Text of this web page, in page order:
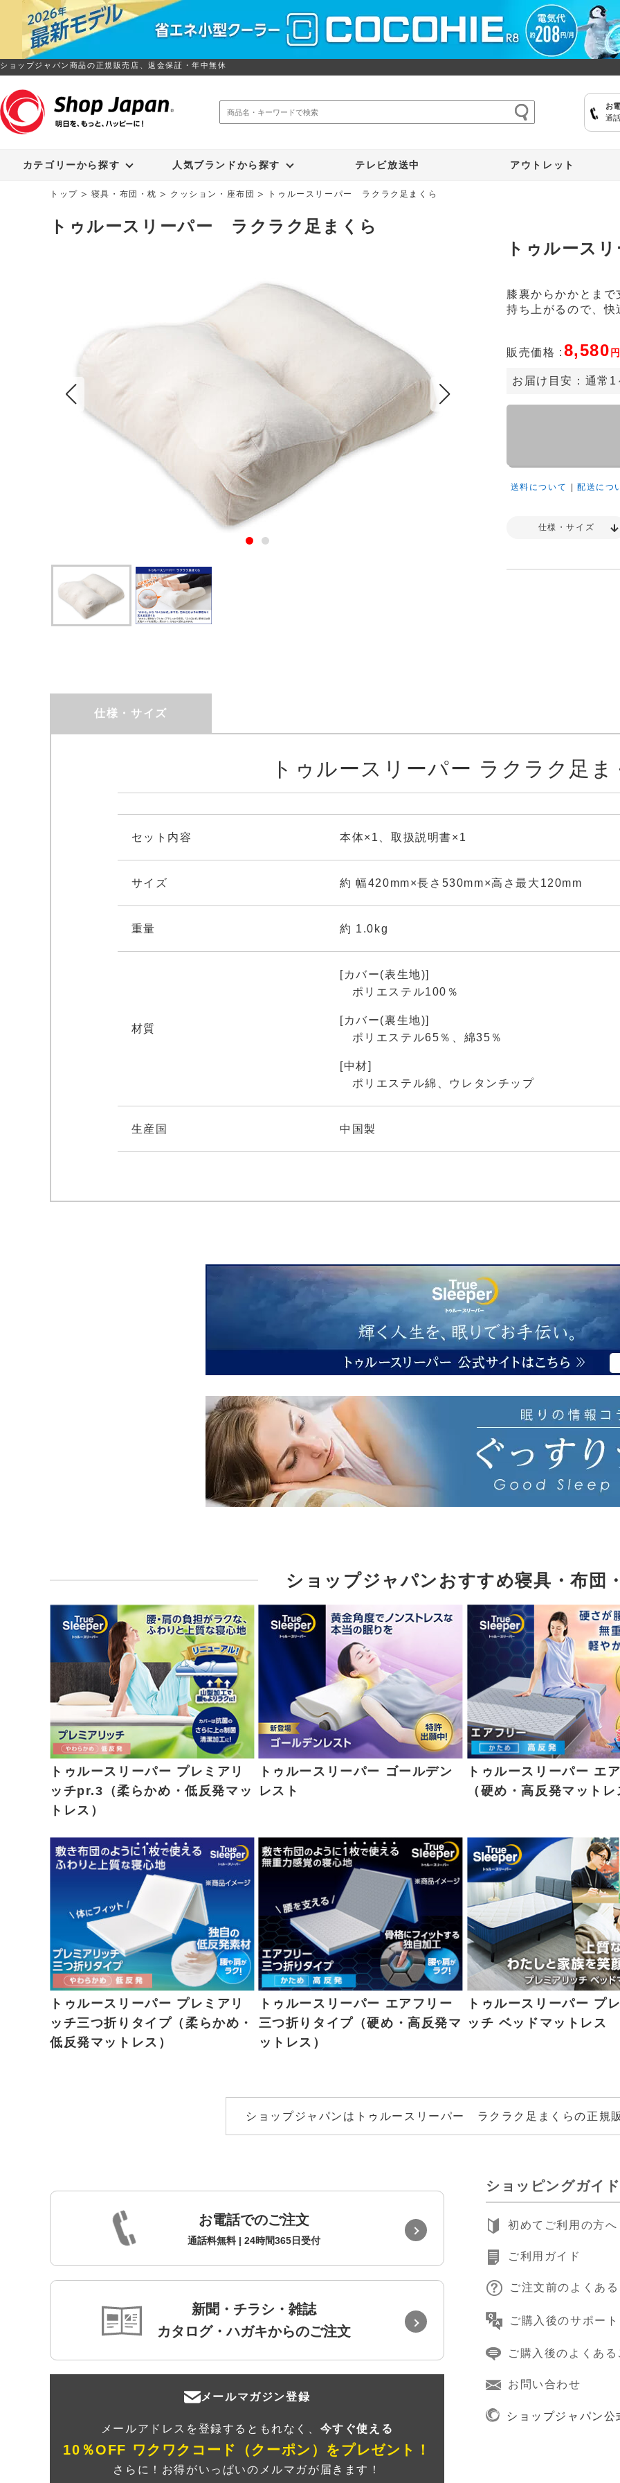
ショップジャパン商品の正規販売店、返金保証・年中無休
お
通
カテゴリーから探す 人気ブランドから探す テレビ放送中 アウトレット
トップ 寝具・布団・枕 クッション・座布団 トゥルースリーパー ラクラク足まくら
トゥルースリーパー ラクラク足まくら
トゥルース
販売価格 : 8,580
お届け目安： 通常1
送料について |配送につ
膝裏からかかとま
持ち上がるので、快
仕様・サイズ
仕様・サイズ
トゥルースリーパー ラクラク足ま
セット内容 本体×1、取扱説明書×1
サイズ 約 幅420mm×長さ530mm×高さ最大120mm
重量 約 1.0kg
材質
[カバー(表生地)]
ポリエステル100％
[カバー(裏生地)]
ポリエステル65％、綿35％
[中材]
ポリエステル綿、ウレタンチップ
生産国 中国製
ショップジャパンおすすめ寝具・布団
トゥルースリーパー プレミアリ
ッチpr.3（柔らかめ・低反発マッ
トレス）
トゥルースリーパー ゴールデン
レスト
トゥルースリーパー エ
（硬め・高反発マット
トゥルースリーパー プレミアリ
ッチ三つ折りタイプ（柔らかめ・
低反発マットレス）
トゥルースリーパー エアフリー
三つ折りタイプ（硬め・高反発マ
ットレス）
トゥルースリーパー プ
ッチ ベッドマットレス
ショップジャパンはトゥルースリーパー ラクラク足まくらの正規
お電話でのご注文
通話料無料 | 24時間365日受付
新聞・チラシ・雑誌
カタログ・ハガキからのご注文
メールマガジン登録
メールアドレスを登録するともれなく、 今すぐ使える
10％OFF ワクワクコード（クーポン） をプレゼント！
さらに！お得がいっぱいのメルマガが届きます！
ショッピングガイド
初めてご利用の方へ
ご利用ガイド
ご注文前のよくあ
ご購入後のサポート
ご購入後のよくあ
お問い合わせ
ショップジャパン